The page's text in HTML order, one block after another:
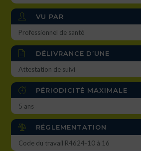
VU PAR
Professionnel de santé
DÉLIVRANCE D’UNE
Attestation de suivi
PÉRIODICITÉ MAXIMALE
5 ans
RÉGLEMENTATION
Code du travail R4624-10 à 16